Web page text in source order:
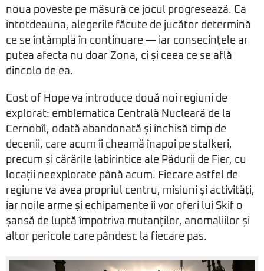
noua poveste pe măsură ce jocul progresează. Ca
întotdeauna, alegerile făcute de jucător determină
ce se întâmplă în continuare — iar consecințele ar
putea afecta nu doar Zona, ci și ceea ce se află
dincolo de ea.
Cost of Hope va introduce două noi regiuni de
explorat: emblematica Centrală Nucleară de la
Cernobîl, odată abandonată și închisă timp de
decenii, care acum îi cheamă înapoi pe stalkeri,
precum și cărările labirintice ale Pădurii de Fier, cu
locații neexplorate până acum. Fiecare astfel de
regiune va avea propriul centru, misiuni și activități,
iar noile arme și echipamente îi vor oferi lui Skif o
șansă de luptă împotriva mutanților, anomaliilor și
altor pericole care pândesc la fiecare pas.